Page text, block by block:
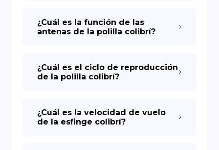
¿Cuál es la función de las
antenas de la polilla colibrí?
¿Cuál es el ciclo de reproducción
de la polilla colibrí?
¿Cuál es la velocidad de vuelo
de la esfinge colibrí?